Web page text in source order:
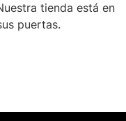
tienda está en
puertas.